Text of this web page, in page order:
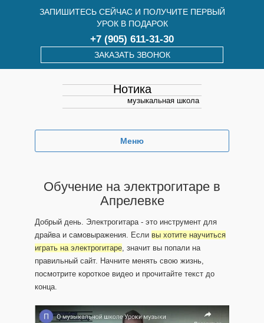
ЗАПИШИТЕСЬ СЕЙЧАС И ПОЛУЧИТЕ ПЕРВЫЙ
УРОК В ПОДАРОК
+7 (905) 611-31-30
ЗАКАЗАТЬ ЗВОНОК
Нотика
музыкальная школа
Меню
Обучение на электрогитаре в
Апрелевке
Добрый день. Электрогитара - это инструмент для
драйва и самовыражения. Если вы хотите научиться
играть на электрогитаре, значит вы попали на
правильный сайт. Начните менять свою жизнь,
посмотрите короткое видео и прочитайте текст до
конца.